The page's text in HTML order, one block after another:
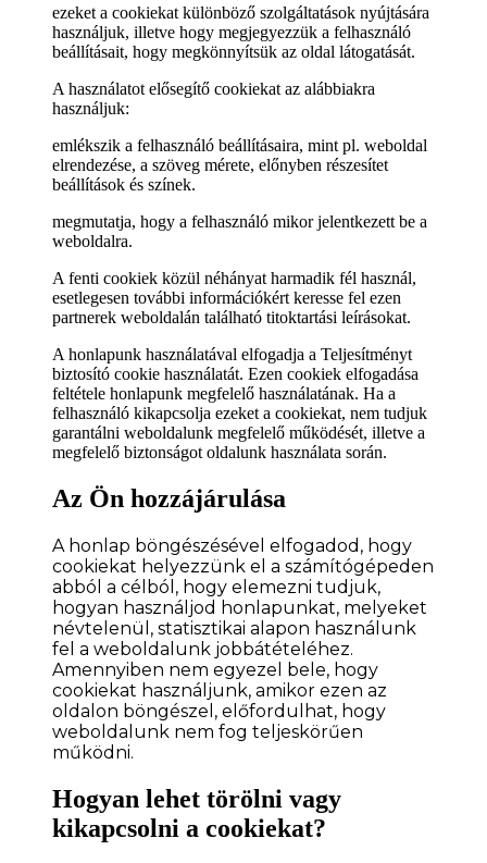
ezeket a cookiekat különböző szolgáltatások nyújtására
használjuk, illetve hogy megjegyezzük a felhasználó
beállításait, hogy megkönnyítsük az oldal látogatását.
A használatot elősegítő cookiekat az alábbiakra
használjuk:
emlékszik a felhasználó beállításaira, mint pl. weboldal
elrendezése, a szöveg mérete, előnyben részesítet
beállítások és színek.
megmutatja, hogy a felhasználó mikor jelentkezett be a
weboldalra.
A fenti cookiek közül néhányat harmadik fél használ,
esetlegesen további információkért keresse fel ezen
partnerek weboldalán található titoktartási leírásokat.
A honlapunk használatával elfogadja a Teljesítményt
biztosító cookie használatát. Ezen cookiek elfogadása
feltétele honlapunk megfelelő használatának. Ha a
felhasználó kikapcsolja ezeket a cookiekat, nem tudjuk
garantálni weboldalunk megfelelő működését, illetve a
megfelelő biztonságot oldalunk használata során.
Az Ön hozzájárulása
A honlap böngészésével elfogadod, hogy
cookiekat helyezzünk el a számítógépeden
abból a célból, hogy elemezni tudjuk,
hogyan használjod honlapunkat, melyeket
névtelenül, statisztikai alapon használunk
fel a weboldalunk jobbátételéhez.
Amennyiben nem egyezel bele, hogy
cookiekat használjunk, amikor ezen az
oldalon böngészel, előfordulhat, hogy
weboldalunk nem fog teljeskörűen
működni.
Hogyan lehet törölni vagy
kikapcsolni a cookiekat?